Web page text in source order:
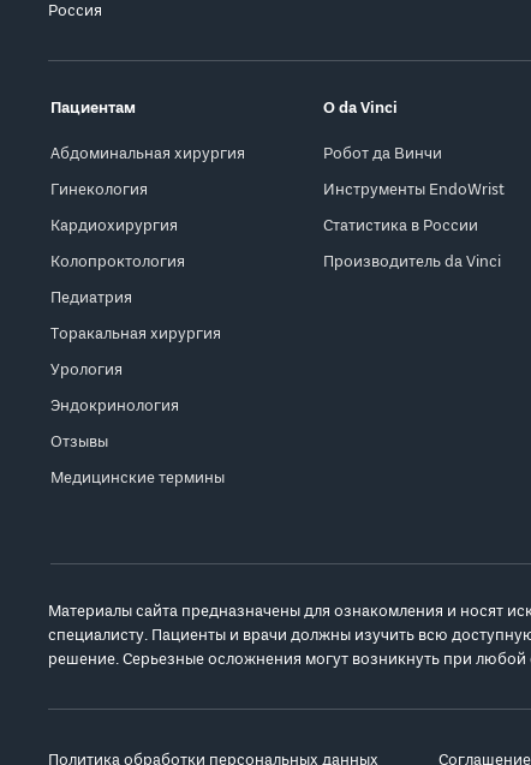
Россия
Пациентам
Абдоминальная хирургия
Гинекология
Кардиохирургия
Колопроктология
Педиатрия
Торакальная хирургия
Урология
Эндокринология
Отзывы
Медицинские термины
О da Vinci
Робот да Винчи
Инструменты EndoWrist
Статистика в России
Производитель da Vinci
Материалы сайта предназначены для ознакомления и носят
специалисту. Пациенты и врачи должны изучить всю
решение. Серьезные осложнения могут возникнуть при
Политика обработки персональных данных